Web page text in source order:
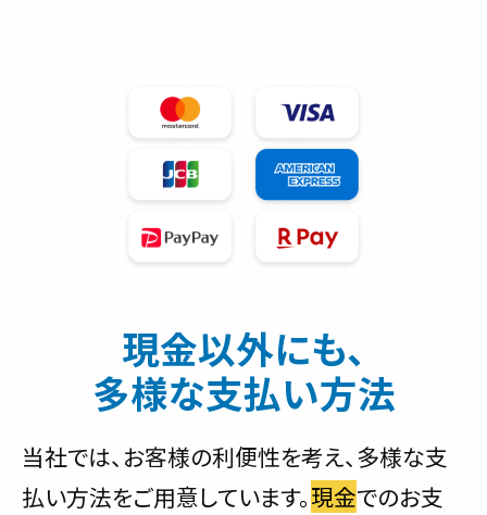
現金以外にも、
多様な支払い方法
当社では、お客様の利便性を考え、多様な支
払い方法をご用意しています。現金でのお支